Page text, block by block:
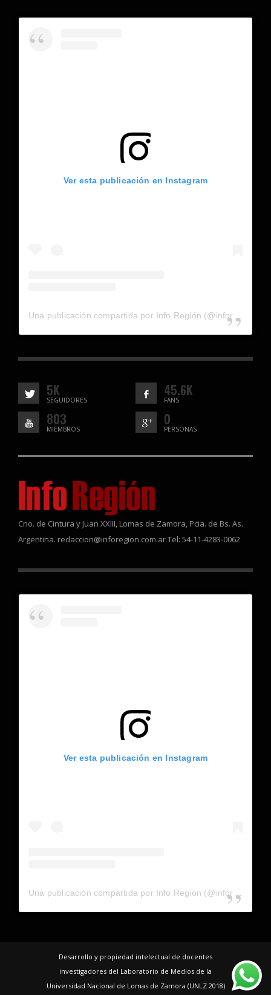
Ver esta publicación en Instagram
Una publicación compartida por Info Región (@inforegion_redes)
5K
SEGUIDORES
45.6K
FANS
803
MIEMBROS
0
PERSONAS
Cno. de Cintura y Juan XXIII, Lomas de Zamora, Pcia. de Bs. As.
Argentina. redaccion@inforegion.com.ar Tel: 54-11-4283-0062
Ver esta publicación en Instagram
Desarrollo y propiedad intelectual de docentes
investigadores del Laboratorio de Medios de la
Universidad Nacional de Lomas de Zamora (UNLZ 2018)